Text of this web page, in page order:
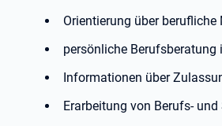
Orientierung über
persönliche Berufsberatung
Informationen über
Erarbeitung von Berufs-